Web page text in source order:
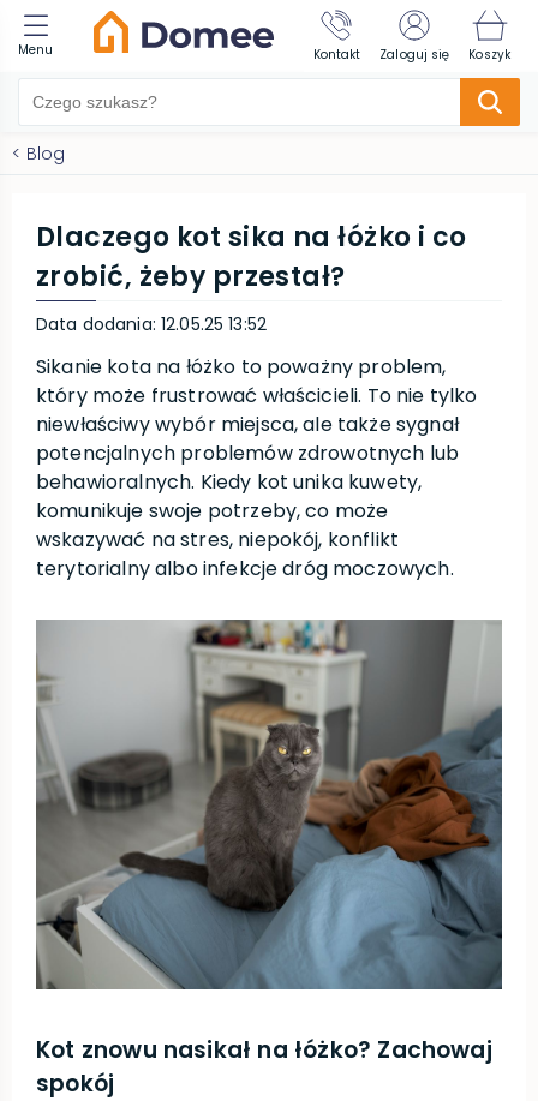
Menu Kontakt Zaloguj się Koszyk
< Blog
Dlaczego kot sika na łóżko i co
zrobić, żeby przestał?
Data dodania: 12.05.25 13:52
Sikanie kota na łóżko to poważny problem,
który może frustrować właścicieli. To nie tylko
niewłaściwy wybór miejsca, ale także sygnał
potencjalnych problemów zdrowotnych lub
behawioralnych. Kiedy kot unika kuwety,
komunikuje swoje potrzeby, co może
wskazywać na stres, niepokój, konflikt
terytorialny albo infekcje dróg moczowych.
Kot znowu nasikał na łóżko? Zachowaj
spokój